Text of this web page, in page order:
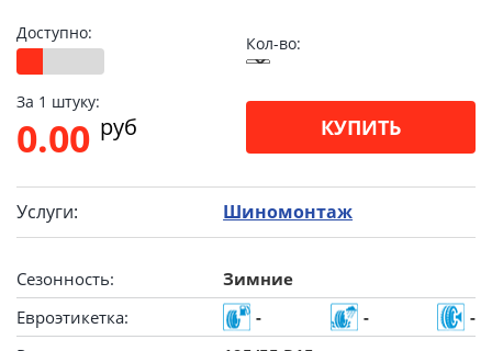
Доступно:
Кол-во:
За 1 штуку:
0.00 pуб КУПИТЬ
Услуги: Шиномонтаж
Сезонность:
Зимние
Евроэтикетка:
- -
-